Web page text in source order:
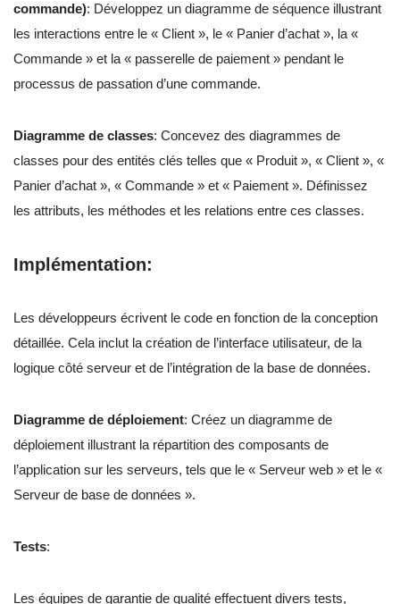
commande): Développez un diagramme de séquence illustrant
les interactions entre le « Client », le « Panier d’achat », la «
Commande » et la « passerelle de paiement » pendant le
processus de passation d’une commande.
Diagramme de classes: Concevez des diagrammes de
classes pour des entités clés telles que « Produit », « Client », «
Panier d’achat », « Commande » et « Paiement ». Définissez
les attributs, les méthodes et les relations entre ces classes.
Implémentation:
Les développeurs écrivent le code en fonction de la conception
détaillée. Cela inclut la création de l’interface utilisateur, de la
logique côté serveur et de l’intégration de la base de données.
Diagramme de déploiement: Créez un diagramme de
déploiement illustrant la répartition des composants de
l’application sur les serveurs, tels que le « Serveur web » et le «
Serveur de base de données ».
Tests:
Les équipes de garantie de qualité effectuent divers tests,